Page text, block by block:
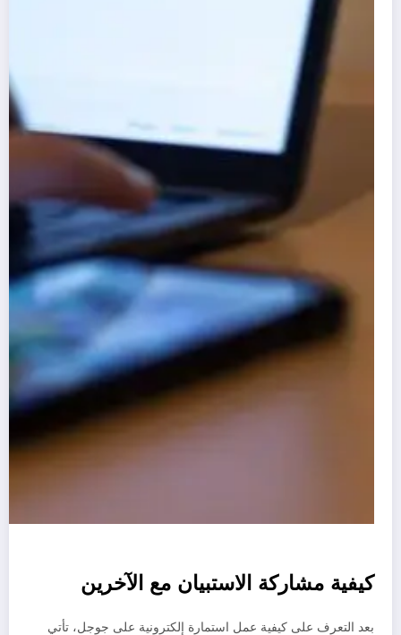
كيفية مشاركة الاستبيان مع الآخرين
بعد التعرف على كيفية عمل استمارة إلكترونية على جوجل، تأتي